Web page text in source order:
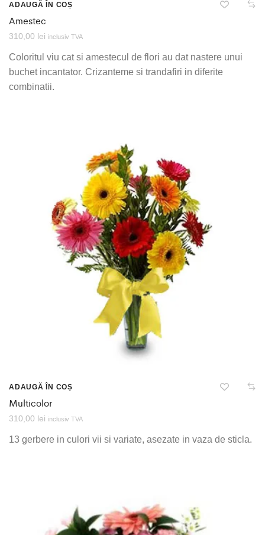
ADAUGĂ ÎN COȘ
Amestec
310,00 lei inclusiv TVA
Coloritul viu cat si amestecul de flori au dat nastere unui
buchet incantator. Crizanteme si trandafiri in diferite
combinatii.
ADAUGĂ ÎN COȘ
Multicolor
310,00 lei inclusiv TVA
13 gerbere in culori vii si variate, asezate in vaza de sticla.